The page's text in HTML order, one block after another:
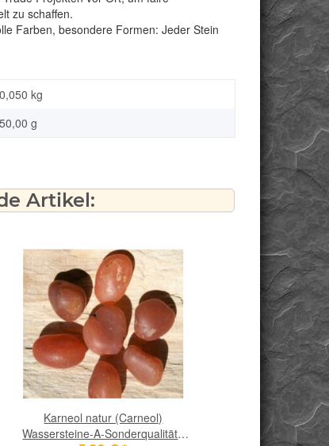
zu schaffen.
Farben, besondere Formen: Jeder Stein
0,050 kg
50,00 g
Artikel:
Karneol natur (Carneol)
Wassersteine-A-Sonderqualität /
Bergkristall
Sonderqualität /